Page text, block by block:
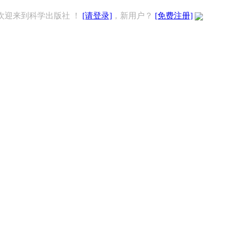
迎来到科学出版社 ！ [请登录] ，新用户？ [免费注册]